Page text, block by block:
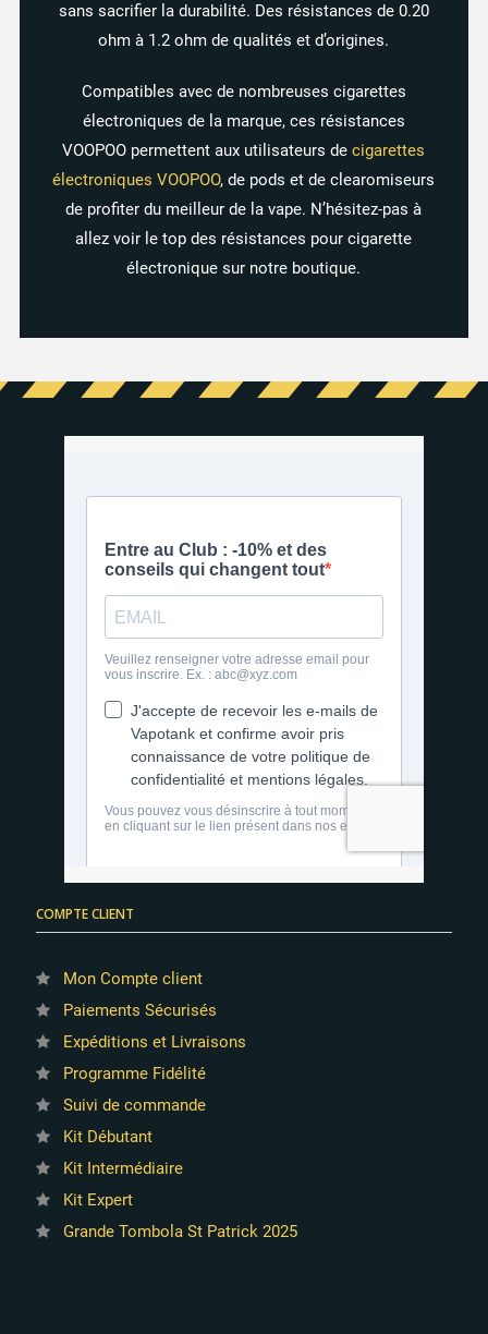
1 avis
sans sacrifier la durabilité. Des résistances de 0.20
ohm à 1.2 ohm de qualités et d’origines.
Compatibles avec de nombreuses cigarettes
électroniques de la marque, ces résistances
VOOPOO permettent aux utilisateurs decigarettes
électroniques VOOPOO, de pods et de clearomiseurs
de profiter du meilleur de la vape. N’hésitez-pas à
allez voir le top des résistances pour cigarette
électronique sur notre boutique.
COMPTE CLIENT
Mon Compte client
Paiements Sécurisés
Expéditions et Livraisons
Programme Fidélité
Suivi de commande
Kit Débutant
Kit Intermédiaire
Kit Expert
Grande Tombola St Patrick 2025